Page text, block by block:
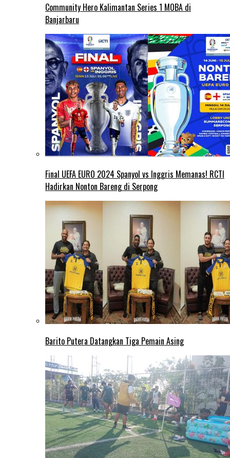
Community Hero Kalimantan Series 1 MOBA di
Banjarbaru
Final UEFA EURO 2024 Spanyol vs Inggris Memanas! RCTI
Hadirkan Nonton Bareng di Serpong
Barito Putera Datangkan Tiga Pemain Asing